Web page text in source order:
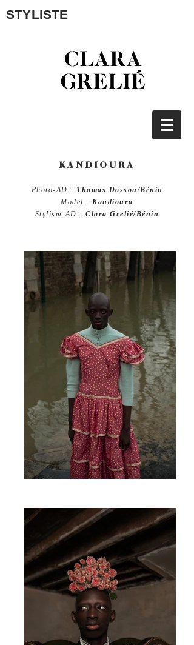
STYLISTE
KANDIOURA
Photo-AD : Thomas Dossou/Bénin
Model :Kandioura
Stylism-AD :Clara Grelié/Bénin